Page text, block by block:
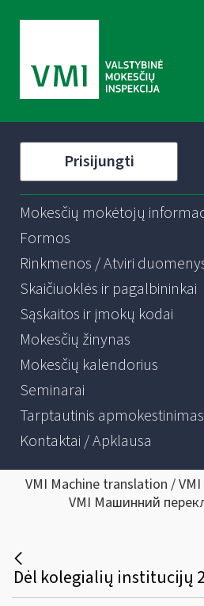
Prisijungti
Mokesčių mokėtojų
Formos
Rinkmenos / Atviri
Skaičiuoklės ir pagalbininkai
Sąskaitos ir įmokų kodai
Mokesčių žinynas
Mokesčių kalendorius
Seminarai
Tarptautinis apmokestinimas
Kontaktai / Apklausa
VMI Machine translation /
VMI Машинний